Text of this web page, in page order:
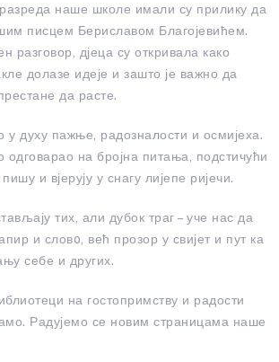
наше школе имали су прилику да
писцем Бериславом Благојевићем.
разговор, дјеца су откривала како
долазе идеје и зашто је важно да
да расте.
у духу пажње, радозналости и осмијеха.
одговарао на бројна питања, подстичући
и вјерују у снагу лијепе ријечи.
тих, али дубок траг – уче нас да
и словo, већ прозор у свијет и пут ка
себе и других.
на гостопримству и радости
Радујемо се новим страницама наше